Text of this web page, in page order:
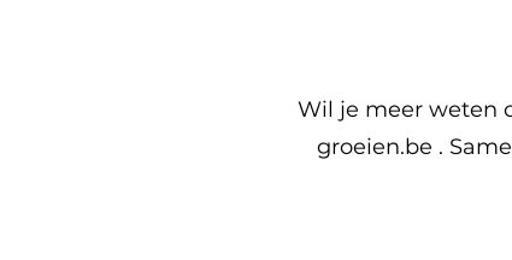
Wil je meer weten
groeien.be .